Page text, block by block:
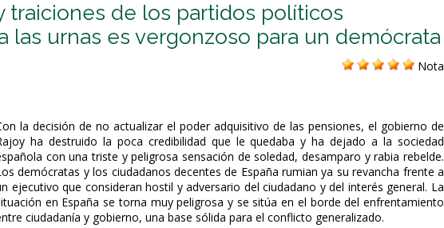
traiciones de los partidos políticos
las urnas es vergonzoso para un demócrata
Nota
la decisión de no actualizar el poder adquisitivo de las pensiones, el gobierno de
ha destruido la poca credibilidad que le quedaba y ha dejado a la sociedad
con una triste y peligrosa sensación de soledad, desamparo y rabia rebelde.
demócratas y los ciudadanos decentes de España rumian ya su revancha frente a
ejecutivo que consideran hostil y adversario del ciudadano y del interés general. La
en España se torna muy peligrosa y se sitúa en el borde del enfrentamiento
ciudadanía y gobierno, una base sólida para el conflicto generalizado.